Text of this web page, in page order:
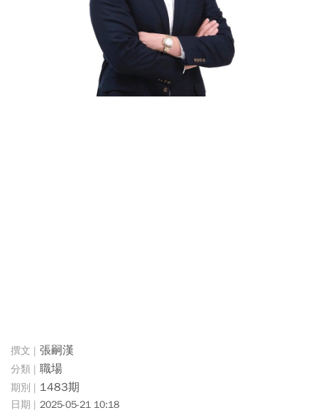
張嗣漢
職場
1483期
2025-05-21 10:18